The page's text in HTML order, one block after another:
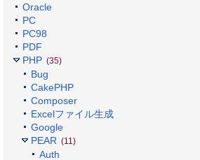
Oracle
PC
PC98
PDF
PHP (35)
Bug
CakePHP
Composer
Excelファイル生成
Google
PEAR (11)
Auth